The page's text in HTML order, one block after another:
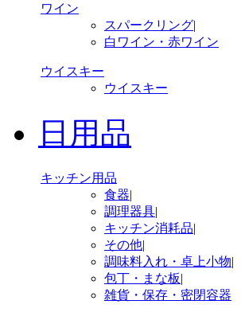
ワイン
スパークリング|
白ワイン・赤ワイン
ウイスキー
ウイスキー
日用品
キッチン用品
食器|
調理器具|
キッチン消耗品|
その他|
調味料入れ・卓上小物|
包丁・まな板|
雑貨・保存・密閉容器